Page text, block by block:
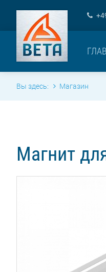
Вы здесь: Магазин
Магнит